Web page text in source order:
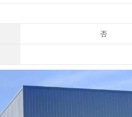
否